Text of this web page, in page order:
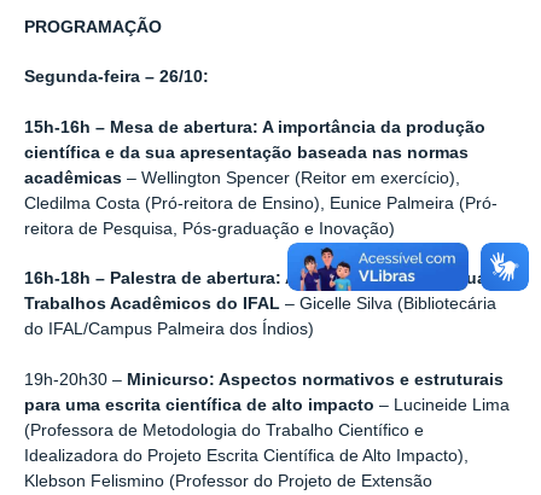
PROGRAMAÇÃO
Segunda-feira – 26/10:
15h-16h – Mesa de abertura: A importância da produção
científica e da sua apresentação baseada nas normas
acadêmicas – Wellington Spencer (Reitor em exercício),
Cledilma Costa (Pró-reitora de Ensino), Eunice Palmeira (Pró-
reitora de Pesquisa, Pós-graduação e Inovação)
16h-18h – Palestra de abertura: Apresentação do Manual de
Trabalhos Acadêmicos do IFAL – Gicelle Silva (Bibliotecária
do IFAL/Campus Palmeira dos Índios)
19h-20h30 – Minicurso: Aspectos normativos e estruturais
para uma escrita científica de alto impacto – Lucineide Lima
(Professora de Metodologia do Trabalho Científico e
Idealizadora do Projeto Escrita Científica de Alto Impacto),
Klebson Felismino (Professor do Projeto de Extensão